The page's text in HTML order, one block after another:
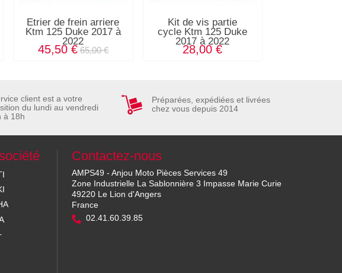
Etrier de frein arriere
Ktm 125 Duke 2017 à
2022
45,50 € 65,00 €
Kit de vis partie
cycle Ktm 125 Duke
2017 à 2022
28,00 €
client est a votre
du lundi au vendredi
à 18h
Préparées, expédiées et livrées
chez vous depuis 2014
Contactez-nous
AMPS49 - Anjou Moto Pièces Services 49
Zone Industrielle La Sablonnière 3 Impasse Marie Curie
49220 Le Lion d'Angers
France
02.41.60.39.85